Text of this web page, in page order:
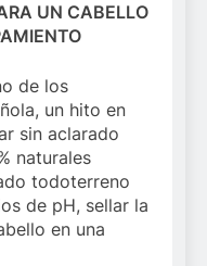
UN CABELLO
de los
un hito en
sin aclarado
naturales
todoterreno
de pH, sellar la
en una